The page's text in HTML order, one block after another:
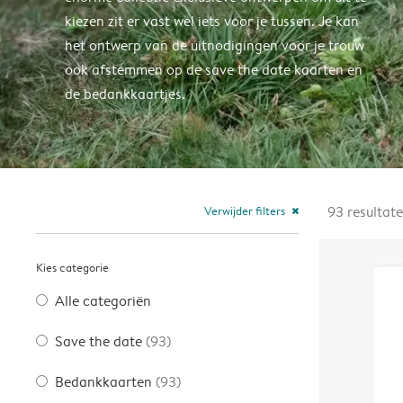
kiezen zit er vast wel iets voor je tussen. Je kan
het ontwerp van de uitnodigingen voor je trouw
ook afstemmen op de save the date kaarten en
de bedankkaartjes.
Verwijder filters close
Kies categorie
Alle categoriën
Save the date (93)
Bedankkaarten (93)
93